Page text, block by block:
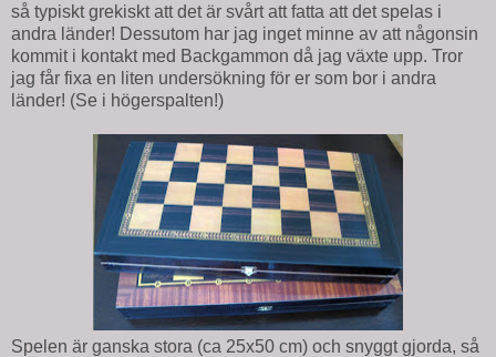
så typiskt grekiskt att det är svårt att fatta att det spelas i
andra länder! Dessutom har jag inget minne av att någonsin
kommit i kontakt med Backgammon då jag växte upp. Tror
jag får fixa en liten undersökning för er som bor i andra
länder! (Se i högerspalten!)
Spelen är ganska stora (ca 25x50 cm) och snyggt gjorda, så